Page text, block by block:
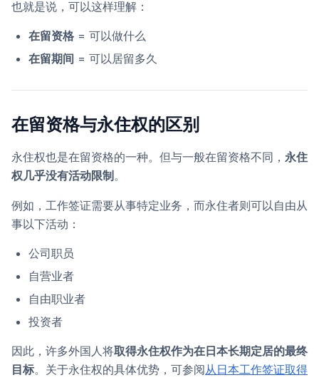
也就是说，可以这样理解：
在留资格 = 可以做什么
在留期间 = 可以居留多久
在留资格与永住权的区别
永住权也是在留资格的一种。但与一般在留资格不同， 永住
权几乎没有活动限制 。
例如，工作签证需要从事特定业务，而永住者则可以自由从
事以下活动：
公司职员
自营业者
自由职业者
投资者
因此，许多外国人将取得永住权作为在日本长期定居的最终
目标。关于永住权的具体优势，可参阅从日本工作签证取得